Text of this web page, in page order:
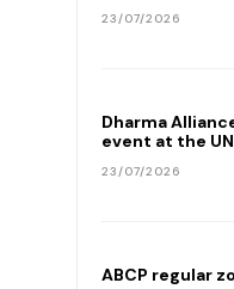
23/07/2026
Dharma
event at the UN
23/07/2026
ABCP regular